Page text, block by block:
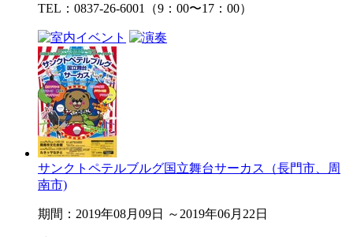
TEL：0837-26-6001（9：00〜17：00）
サンクトペテルブルグ国立舞台サーカス（長門市、周
南市)
期間：2019年08月09日 ～2019年06月22日